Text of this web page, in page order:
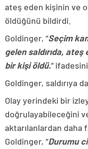
ateş eden kişinin ve
öldüğünü bildirdi.
Goldinger, “Seçim
gelen saldırıda,
bir kişi öldü.”
Goldinger, saldırıya
Olay yerindeki bir
doğrulayabileceğini
aktarılanlardan daha
Goldinger, “Durumu